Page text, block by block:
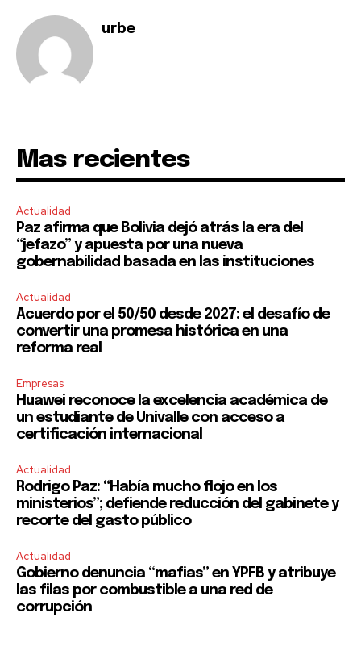
urbe
Mas recientes
Actualidad
Paz afirma que Bolivia dejó atrás la era del
“jefazo” y apuesta por una nueva
gobernabilidad basada en las instituciones
Actualidad
Acuerdo por el 50/50 desde 2027: el desafío de
convertir una promesa histórica en una
reforma real
Empresas
Huawei reconoce la excelencia académica de
un estudiante de Univalle con acceso a
certificación internacional
Actualidad
Rodrigo Paz: “Había mucho flojo en los
ministerios”; defiende reducción del gabinete y
recorte del gasto público
Actualidad
Gobierno denuncia “mafias” en YPFB y atribuye
las filas por combustible a una red de
corrupción